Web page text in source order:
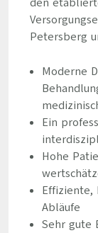
Petersberg
Moderne
Ein
Hohe
Effiziente,
Abläufe
Sehr gute